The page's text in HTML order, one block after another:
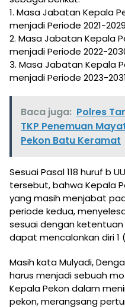
1. Masa Jabatan Kepala
menjadi Periode 2021-
2. Masa Jabatan Kepala
menjadi Periode 2022-
3. Masa Jabatan Kepala
menjadi Periode 2023-
Baca juga: Polres
TKP Penemuan
Pekon Batu Keramat
Sesuai Pasal 118 huruf b
tersebut, bahwa Kepala
yang masih menjabat
periode kedua,
sesuai dengan
dapat mencalonkan diri 1
Masih kata Mulyadi,
harus menjadi sebuah
Kepala Pekon dalam
pekon, merangsang